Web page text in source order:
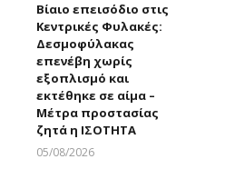
Βίαιο επεισόδιο στις
Κεντρικές Φυλακές:
Δεσμοφύλακας
επενέβη χωρίς
εξοπλισμό και
εκτέθηκε σε αίμα –
Μέτρα προστασίας
ζητά η ΙΣΟΤΗΤΑ
05/08/2026